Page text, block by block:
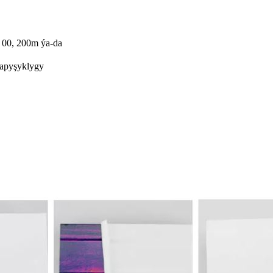
200m ýa-da